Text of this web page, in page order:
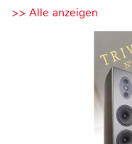
>> Alle anzeigen